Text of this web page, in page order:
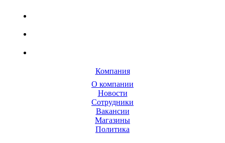
Компания
О компании
Новости
Сотрудники
Вакансии
Магазины
Политика